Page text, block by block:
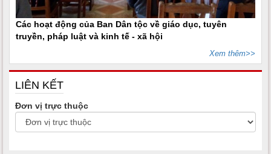
Các hoạt động của Ban Dân tộc về giáo dục, tuyên
truyền, pháp luật và kinh tế - xã hội
Xem thêm>>
LIÊN KẾT
Đơn vị trực thuộc